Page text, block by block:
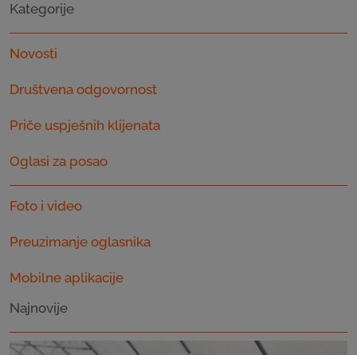
Kategorije
Novosti
Društvena odgovornost
Priče uspješnih klijenata
Oglasi za posao
Foto i video
Preuzimanje oglasnika
Mobilne aplikacije
Najnovije